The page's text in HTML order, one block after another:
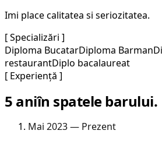
Imi place calitatea si seriozitatea.
[ Specializări ]
Diploma BucatarDiploma Barman
restaurantDiplo bacalaureat
[ Experiență ]
5 aniîn spatele barului.
Mai 2023 — Prezent